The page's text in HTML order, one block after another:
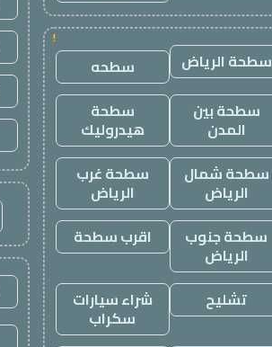
!
سطحة الرياض
سطحه
سطحة بين
المدن
سطحة
هيدروليك
سطحة شمال
الرياض
سطحة غرب
الرياض
سطحة جنوب
الرياض
اقرب سطحة
تشليح شراء سيارات
سكراب